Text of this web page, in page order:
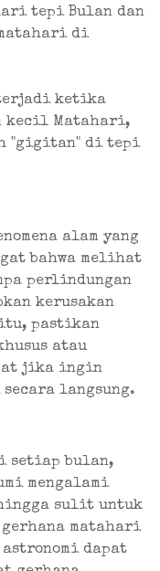
tepi Bulan dan
di
terjadi ketika
kecil Matahari,
"gigitan" di tepi
alam yang
bahwa melihat
perlindungan
kerusakan
itu, pastikan
atau
jika ingin
langsung.
setiap bulan,
mengalami
sulit untuk
gerhana matahari
dapat